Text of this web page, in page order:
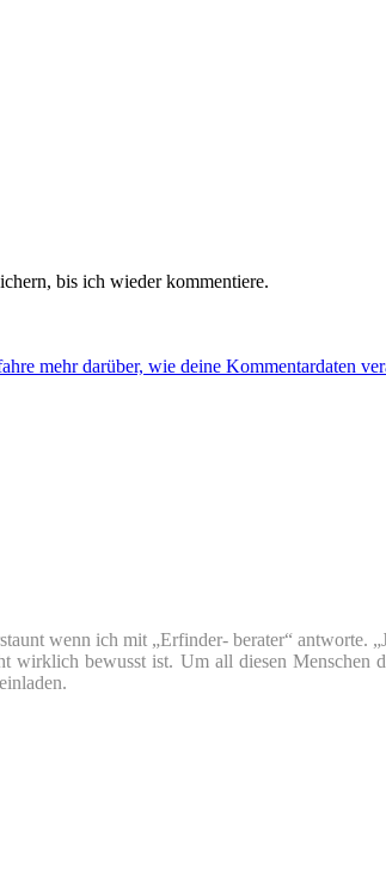
bis ich wieder kommentiere.
mehr darüber, wie deine Kommentardaten
wenn ich mit „Erfinder- berater“ antworte.
wirklich bewusst ist. Um all diesen